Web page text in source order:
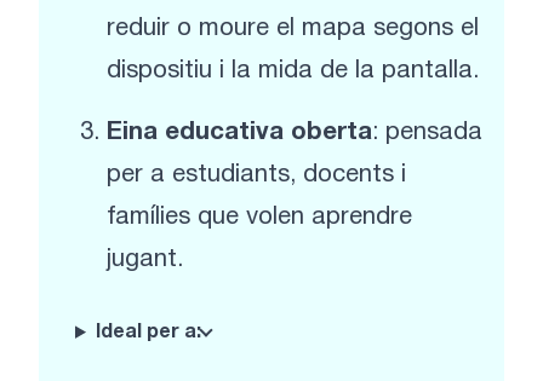
reduir o moure el mapa segons el
dispositiu i la mida de la pantalla.
Eina educativa oberta: pensada
per a estudiants, docents i
famílies que volen aprendre
jugant.
Ideal per a: